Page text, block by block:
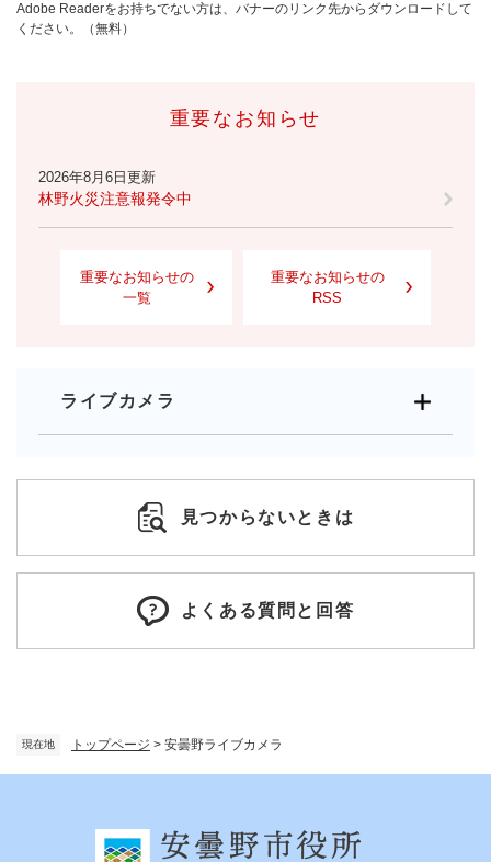
現在地 トップページ > 安曇野ライブカメラ
Adobe Readerをお持ちでない方は、バナーのリンク先からダウンロードして
ください。（無料）
重要なお知らせ
2026年8月6日更新
林野火災注意報発令中
重要なお知らせの
一覧
重要なお知らせの
RSS
ライブカメラ
見つからないときは
よくある質問と回答